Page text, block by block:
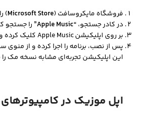
فروشگاه مایکروسافت (Microsoft Store
)
در کادر جستجو، “Apple Music”
را جستجو
بر روی اپلیکیشن Apple Music کلیک کرده و دکمه
پس از نصب، برنامه را اجرا کرده و از
این اپلیکیشن تجربه‌ای مشابه نسخه مک را
اپل موزیک در